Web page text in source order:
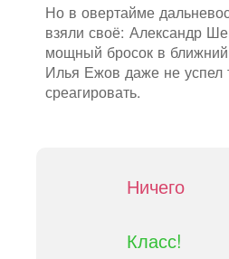
Но в овертайме
взяли своё: Александр
мощный бросок в ближний
Илья Ежов даже не успел
среагировать.
Ничего
Класс!